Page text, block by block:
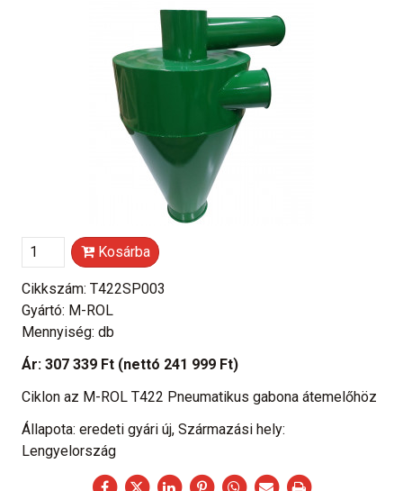
Kosárba
Cikkszám: T422SP003
Gyártó: M-ROL
Mennyiség: db
Ár: 307 339 Ft (nettó 241 999 Ft)
Ciklon az M-ROL T422 Pneumatikus gabona átemelőhöz
Állapota: eredeti gyári új, Származási hely:
Lengyelország